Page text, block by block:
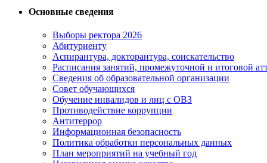
Основные сведения
Выборы ректора 2026
Абитуриенту
Аспирантура, докторантура, соискательство
Расписания занятий, промежуточной и итоговой
Сведения об образовательной организации
Совет обучающихся
Обучение инвалидов и лиц с ОВЗ
Противодействие коррупции
Антитеррор
Информационная безопасность
Политика обработки персональных данных
План мероприятий на учебный год